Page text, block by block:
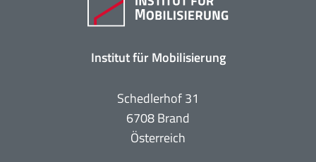
Institut für Mobilisierung
Schedlerhof 31
6708 Brand
Österreich